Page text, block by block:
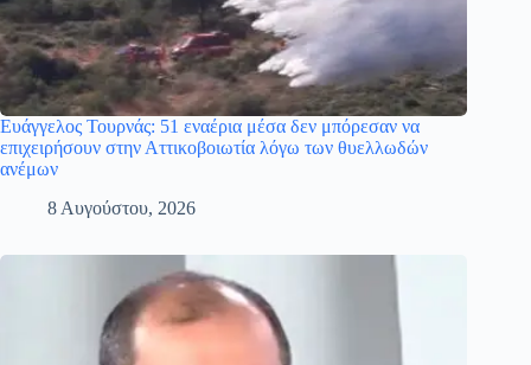
Ευάγγελος Τουρνάς: 51 εναέρια μέσα δεν μπόρεσαν να
επιχειρήσουν στην Αττικοβοιωτία λόγω των θυελλωδών
ανέμων
8 Αυγούστου, 2026